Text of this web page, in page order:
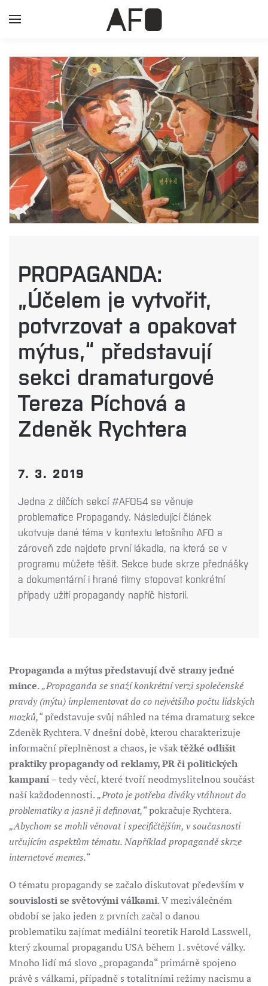
PROPAGANDA:
„Účelem je vytvořit,
potvrzovat a opakovat
mýtus,“ představují
sekci dramaturgové
Tereza Píchová a
Zdeněk Rychtera
7. 3. 2019
Jedna z dílčích sekcí #AFO54 se věnuje
problematice Propagandy. Následující článek
ukotvuje dané téma v kontextu letošního AFO a
zároveň zde najdete první lákadla, na která se v
programu můžete těšit. Sekce bude skrze přednášky
a dokumentární i hrané filmy stopovat konkrétní
případy užití propagandy napříč historií.
Propaganda a mýtus představují dvě strany jedné
mince.„Propaganda se snaží konkrétní verzi společenské
pravdy (mýtu) implementovat do co největšího počtu lidských
mozků,“představuje svůj náhled na téma dramaturg sekce
Zdeněk Rychtera. V dnešní době, kterou charakterizuje
informační přeplněnost a chaos, je všaktěžké odlišit
praktiky propagandy od reklamy, PR či politických
kampaní– tedy věcí, které tvoří neodmyslitelnou součást
naší každodennosti.„Proto je potřeba diváky vtáhnout do
problematiky a jasně ji definovat,“pokračuje Rychtera.
„Abychom se mohli věnovat i specifičtějším, v současnosti
určujícím aspektům tématu. Například propagandě skrze
internetové memes.“
O tématu propagandy se začalo diskutovat předevšímv
souvislosti se světovými válkami. V meziválečném
období se jako jeden z prvních začal o danou
problematiku zajímat mediální teoretik Harold Lasswell,
který zkoumal propagandu USA během 1. světové války.
Mnoho lidí má slovo „propaganda“ primárně spojeno
právě s válkami, případně s totalitními režimy nacismu a